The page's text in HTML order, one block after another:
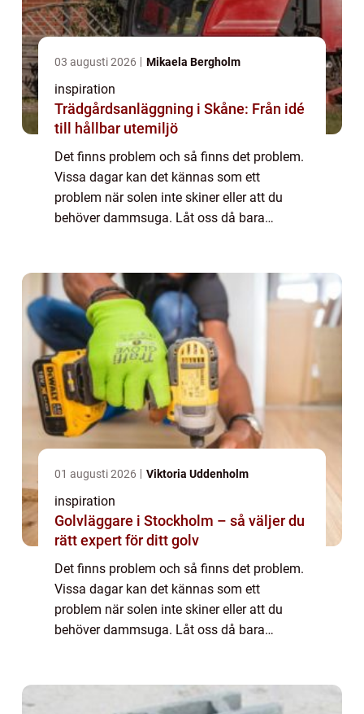
03 augusti 2026 Mikaela Bergholm
inspiration
Trädgårdsanläggning i Skåne: Från idé
till hållbar utemiljö
Det finns problem och så finns det problem.
Vissa dagar kan det kännas som ett
problem när solen inte skiner eller att du
behöver dammsuga. Låt oss då bara
01 augusti 2026 Viktoria Uddenholm
inspiration
Golvläggare i Stockholm – så väljer du
rätt expert för ditt golv
Det finns problem och så finns det problem.
Vissa dagar kan det kännas som ett
problem när solen inte skiner eller att du
behöver dammsuga. Låt oss då bara